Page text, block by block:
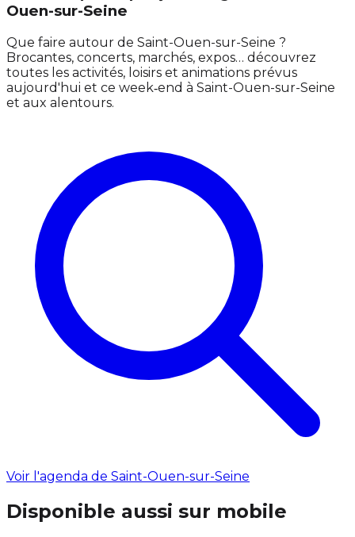
Ouen-sur-Seine
Que faire autour de Saint-Ouen-sur-Seine ?
Brocantes, concerts, marchés, expos… découvrez
toutes les activités, loisirs et animations prévus
aujourd'hui et ce week‑end à Saint-Ouen-sur-Seine
et aux alentours.
Voir l'agenda de Saint-Ouen-sur-Seine
Disponible aussi sur mobile